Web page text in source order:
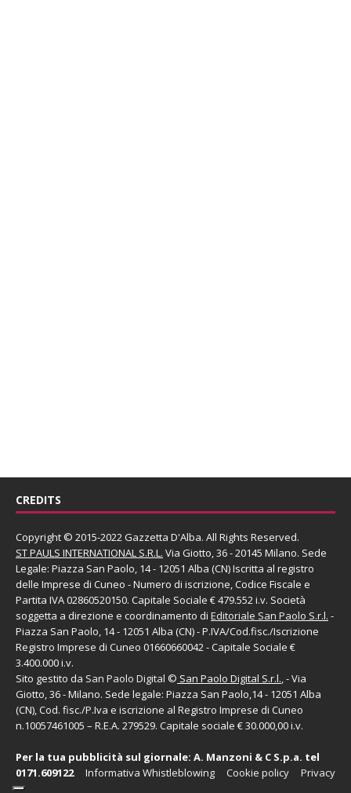
CREDITS
Copyright © 2015-2022 Gazzetta D'Alba. All Rights Reserved.
ST PAULS INTERNATIONAL S.R.L. Via Giotto, 36 - 20145 Milano. Sede
Legale: Piazza San Paolo, 14 - 12051 Alba (CN) Iscritta al registro
delle Imprese di Cuneo - Numero di iscrizione, Codice Fiscale e
Partita IVA 02860520150. Capitale Sociale € 479.552 i.v. Società
soggetta a direzione e coordinamento di Editoriale San Paolo S.r.l. -
Piazza San Paolo, 14 - 12051 Alba (CN) - P.IVA/Cod.fisc./Iscrizione
Registro Imprese di Cuneo 01660660042 - Capitale Sociale €
3.400.000 i.v.
Sito gestito da San Paolo Digital © San Paolo Digital S.r.l., - Via
Giotto, 36 - Milano. Sede legale: Piazza San Paolo,14 - 12051 Alba
(CN), Cod. fisc./P.Iva e iscrizione al Registro Imprese di Cuneo
n.10057461005 – R.E.A. 279529. Capitale sociale € 30.000,00 i.v.
Per la tua pubblicità sul giornale: A. Manzoni & C S.p.a. tel
0171.609122
Privacy
Cookie policy
Informativa Whistleblowing